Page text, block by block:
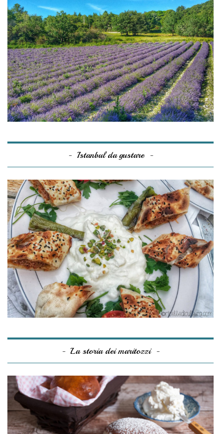
Istanbul da gustare
La storia dei maritozzi